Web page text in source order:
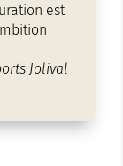
est
Jolival